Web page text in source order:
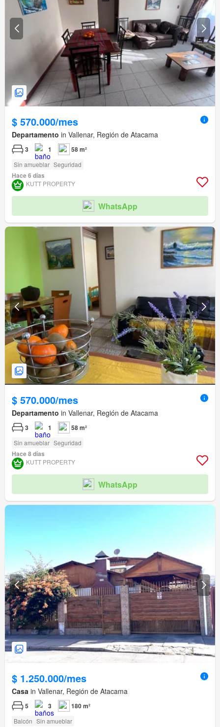
$ 570.000/mes
Departamento in Vallenar, Región de Atacama
3 1 58 m²
Sin amueblar Seguridad
Hace 6 días
KUTT PROPERTY
WhatsApp
$ 570.000/mes
Departamento in Vallenar, Región de Atacama
3 1 58 m²
Sin amueblar Seguridad
Hace 8 días
KUTT PROPERTY
WhatsApp
$ 1.250.000/mes
Casa in Vallenar, Región de Atacama
5 3 180 m²
Balcón Sin amueblar